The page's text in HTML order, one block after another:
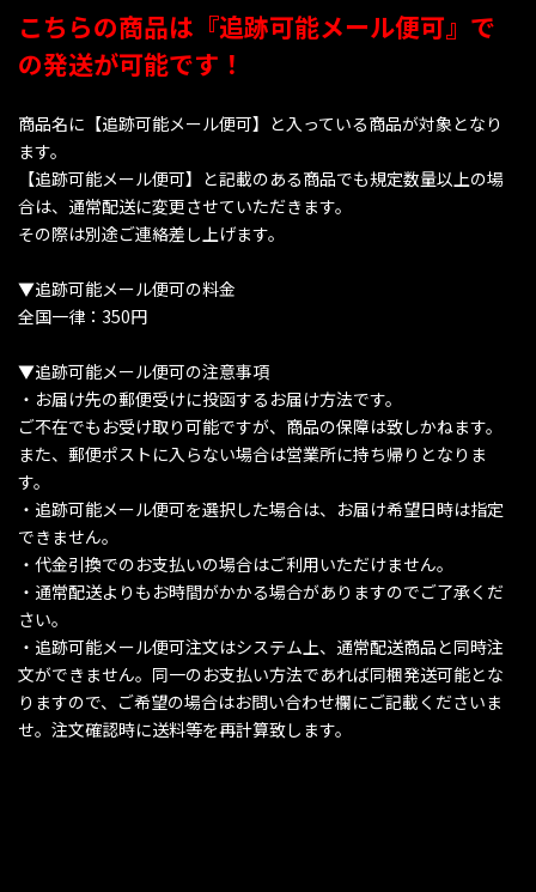
こちらの商品は『追跡可能メール便可』で
の発送が可能です！
商品名に【追跡可能メール便可】と入っている商品が対象となり
ます。
【追跡可能メール便可】と記載のある商品でも規定数量以上の場
合は、通常配送に変更させていただきます。
その際は別途ご連絡差し上げます。
▼追跡可能メール便可の料金
全国一律：350円
▼追跡可能メール便可の注意事項
・お届け先の郵便受けに投函するお届け方法です。
ご不在でもお受け取り可能ですが、商品の保障は致しかねます。
また、郵便ポストに入らない場合は営業所に持ち帰りとなりま
す。
・追跡可能メール便可を選択した場合は、お届け希望日時は指定
できません。
・代金引換でのお支払いの場合はご利用いただけません。
・通常配送よりもお時間がかかる場合がありますのでご了承くだ
さい。
・追跡可能メール便可注文はシステム上、通常配送商品と同時注
文ができません。同一のお支払い方法であれば同梱発送可能とな
りますので、ご希望の場合はお問い合わせ欄にご記載くださいま
せ。注文確認時に送料等を再計算致します。